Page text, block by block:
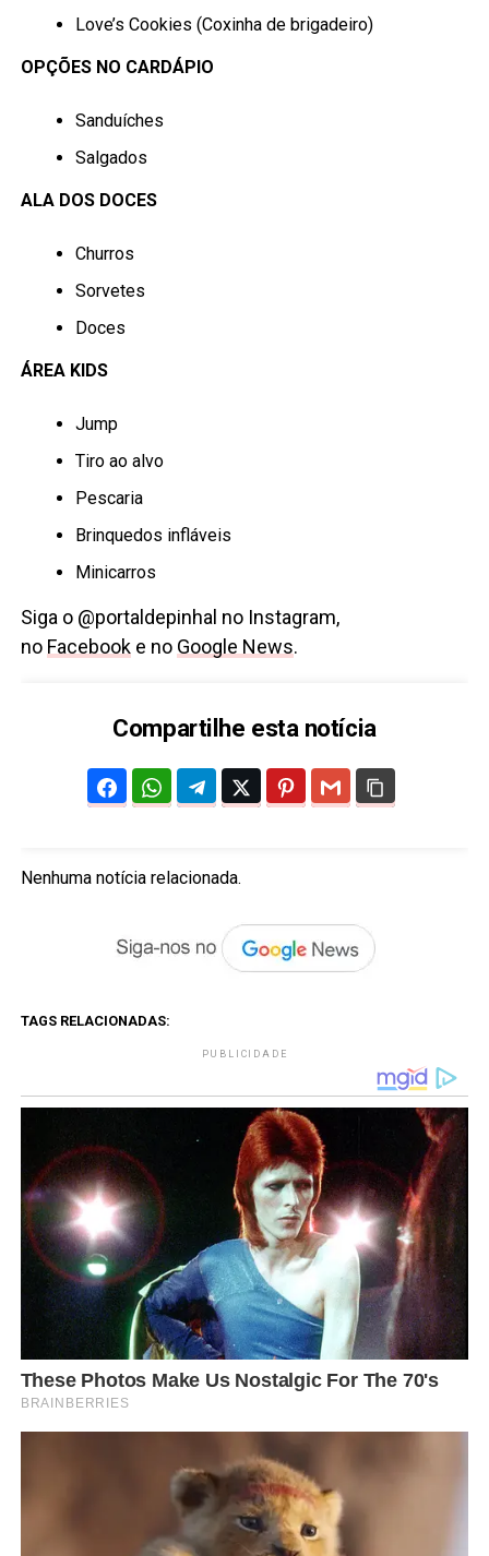
Love’s Cookies (Coxinha de brigadeiro)
OPÇÕES NO CARDÁPIO
Sanduíches
Salgados
ALA DOS DOCES
Churros
Sorvetes
Doces
ÁREA KIDS
Jump
Tiro ao alvo
Pescaria
Brinquedos infláveis
Minicarros
Siga o @portaldepinhal no Instagram,
no Facebooke no Google News.
Compartilhe esta notícia
Nenhuma notícia relacionada.
TAGS RELACIONADAS:
PUBLICIDADE